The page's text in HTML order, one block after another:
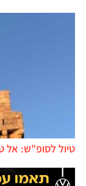
טיול לסופ"ש: אל